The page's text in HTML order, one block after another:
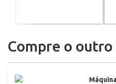
Compre o outro